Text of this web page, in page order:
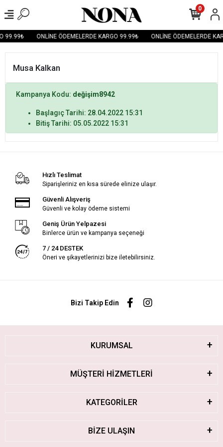
99.99₺ ONLİNE ÖDEMELERDE KARGO 99.99₺ ONLİNE ÖDEMELERDE
0
Musa Kalkan
Kampanya Kodu: değişim8942
Başlagıç Tarihi: 28.04.2022 15:31
Bitiş Tarihi: 05.05.2022 15:31
Hızlı Teslimat
Siparişleriniz en kısa sürede elinize ulaşır.
Güvenli Alışveriş
Güvenli ve kolay ödeme sistemi
Geniş Ürün Yelpazesi
Binlerce ürün ve kampanya seçeneği
7 / 24 DESTEK
Öneri ve şikayetlerinizi bize iletebilirsiniz.
Bizi Takip Edin
KURUMSAL
MÜŞTERİ HİZMETLERİ
KATEGORİLER
BİZE ULAŞIN